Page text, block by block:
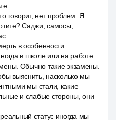
говорит, нет проблем. Я
Саджи, самосы,
в особенности
в школе или на работе
Обычно такие экзамены.
выяснить, насколько мы
мы стали, какие
и слабые стороны, они
статус иногда мы